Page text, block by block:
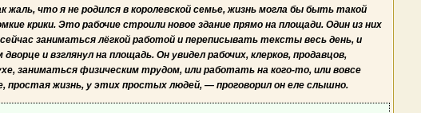
жаль, что я не родился в королевской семье, жизнь могла бы быть такой
крики. Это рабочие строили новое здание прямо на площади. Один из них
заниматься лёгкой работой и переписывать тексты весь день, и
и взглянул на площадь. Он увидел рабочих, клерков, продавцов,
заниматься физическим трудом, или работать на кого-то, или вовсе
простая жизнь, у этих простых людей, — проговорил он еле слышно.